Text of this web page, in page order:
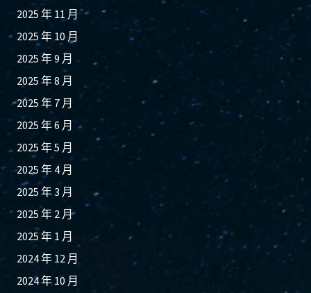
2025 年 11 月
2025 年 10 月
2025 年 9 月
2025 年 8 月
2025 年 7 月
2025 年 6 月
2025 年 5 月
2025 年 4 月
2025 年 3 月
2025 年 2 月
2025 年 1 月
2024 年 12 月
2024 年 10 月